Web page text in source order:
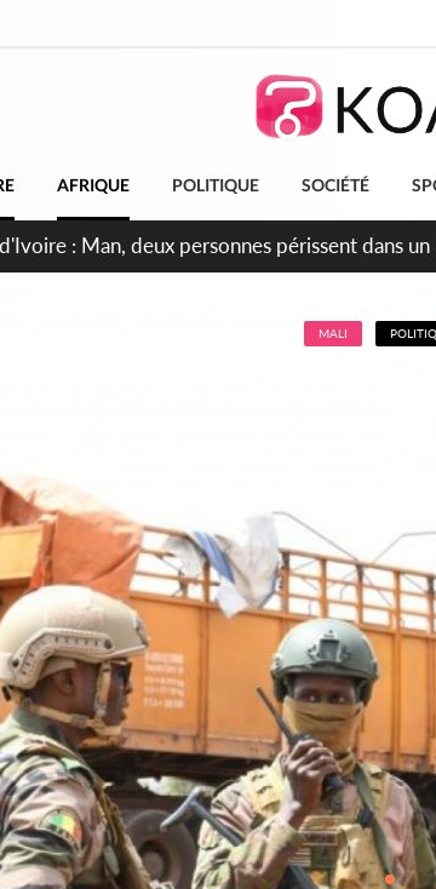
AFRIQUE POLITIQUE SOCIÉTÉ
: Séileu, la célébration de la fête
MALI